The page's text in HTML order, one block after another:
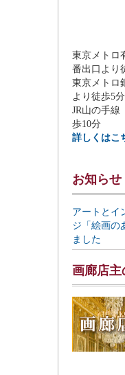
東京メトロ
番出口より
東京メトロ
より徒歩5分
JR山の手
歩10分
詳しくはこ
お知らせ
アートとイ
ジ「絵画の
ました
画廊店主